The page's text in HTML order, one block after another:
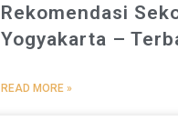
Rekomendasi
Yogyakarta –
READ MORE »